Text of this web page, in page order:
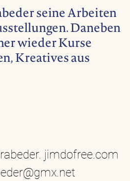
seine Arbeiten
Daneben
wieder Kurse
Kreatives aus
jimdofree.com